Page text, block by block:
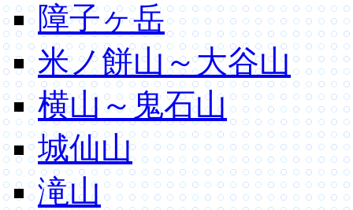
障子ヶ岳
米ノ餅山～大谷山
横山～鬼石山
城仙山
滝山